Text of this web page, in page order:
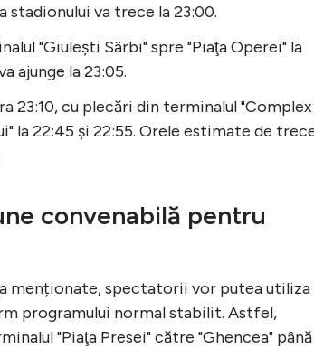
stadionului va trece la 23:00.
"Giuleşti Sârbi" spre "Piaţa Operei" la
ajunge la 23:05.
23:10, cu plecări din terminalul "Complex
la 22:45 și 22:55. Orele estimate de
convenabilă pentru
menționate, spectatorii vor putea utiliza
programului normal stabilit. Astfel,
"Piaţa Presei" către "Ghencea"